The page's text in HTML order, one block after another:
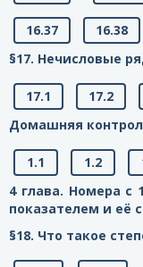
16.37
16.38
§17. Нечисловые
17.1 17.2
Домашняя
1.1 1.2
4 глава. Номера с
показателем и её
§18. Что такое